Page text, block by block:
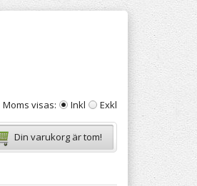
Moms visas: Inkl Exkl
Din varukorg är tom!